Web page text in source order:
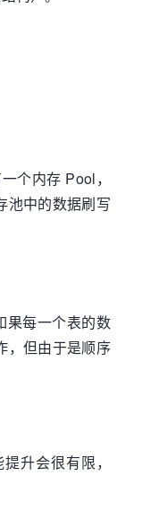
个内存 Pool，
池中的数据刷写
果每一个表的数
，但由于是顺序
升会很有限，